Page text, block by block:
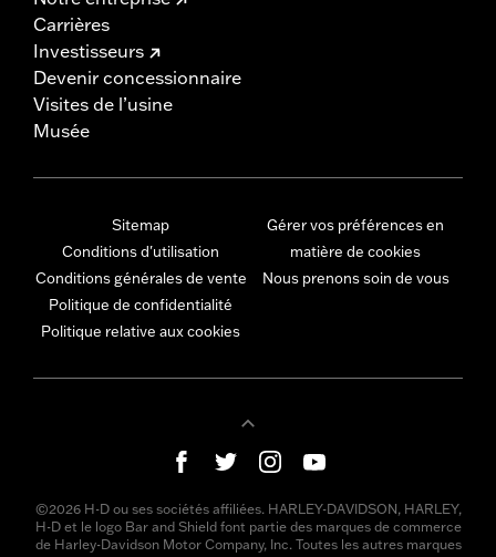
Carrières
Investisseurs
Devenir concessionnaire
Visites de l’usine
Musée
Sitemap
Conditions d'utilisation
Conditions générales de vente
Politique de confidentialité
Politique relative aux cookies
Gérer vos préférences en
matière de cookies
Nous prenons soin de vous
©2026 H-D ou ses sociétés affiliées. HARLEY-DAVIDSON, HARLEY,
H-D et le logo Bar and Shield font partie des marques de commerce
de Harley-Davidson Motor Company, Inc. Toutes les autres marques